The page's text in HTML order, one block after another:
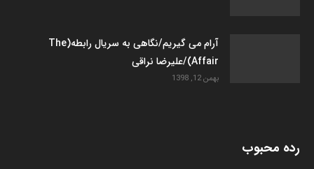
آرام می گیریم/نگاهی به سریال رابطه(The
Affair)/علیرضا نراقی
بهمن 12, 1398
رده محبوب